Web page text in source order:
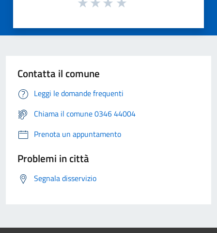
Contatta il comune
Leggi le domande frequenti
Chiama il comune 0346 44004
Prenota un appuntamento
Problemi in città
Segnala disservizio